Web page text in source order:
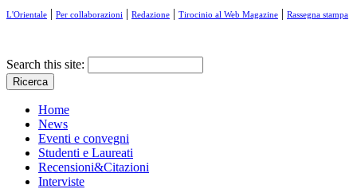
L'Orientale | Per collaborazioni | Redazione | Tirocinio al Web Magazine | Rassegna stampa
Search this site:
Home
News
Eventi e convegni
Studenti e Laureati
Recensioni&Citazioni
Interviste